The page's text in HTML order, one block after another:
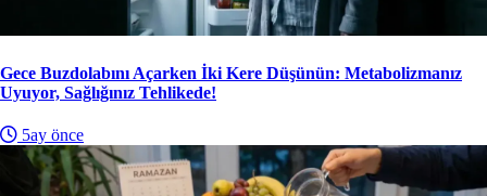
Gece Buzdolabını Açarken İki Kere Düşünün: Metabolizmanız
Uyuyor, Sağlığınız Tehlikede!
5ay önce